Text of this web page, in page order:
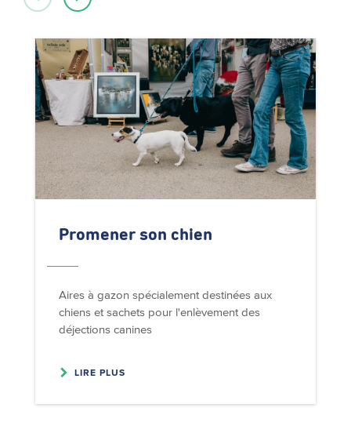
Promener son chien
Aires à gazon spécialement destinées aux
chiens et sachets pour l'enlèvement des
déjections canines
LIRE PLUS